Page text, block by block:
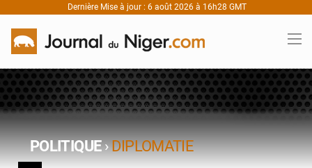
Dernière Mise à jour : 6 août 2026 à 16h28 GMT
POLITIQUE›DIPLOMATIE